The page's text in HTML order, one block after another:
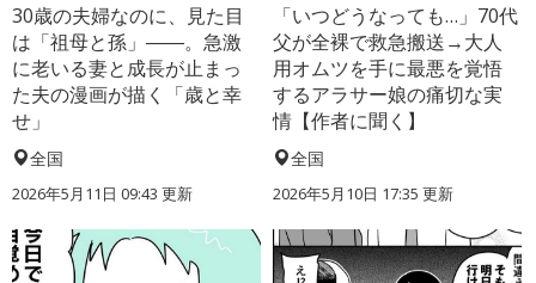
30歳の夫婦なのに、見た目
は「祖母と孫」――。急激
に老いる妻と成長が止まっ
た夫の漫画が描く「歳と幸
せ」
全国
2026年5月11日 09:43 更新
「いつどうなっても…」70代
父が全裸で救急搬送→大人
用オムツを手に最悪を覚悟
するアラサー娘の痛切な実
情【作者に聞く】
全国
2026年5月10日 17:35 更新